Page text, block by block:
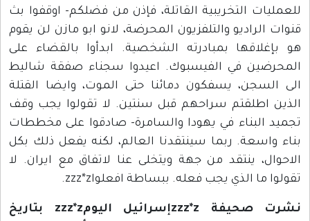
للعمليات التخريبية القاتلة، فإذن من فضلكم- اوقفوا بث
قنوات الراديو والتلفزيون المحرضة، لانو ابو مازن لن يقوم
هو بإغلاقها بمبادرته الشخصية. ابدأوا بالقضاء على
المحرضين في الفيسبوك. اعيدوا سجناء صفقة شاليط
الى السجن، يسفكون دمائنا حتى الموت، وايضا القتلة
الذين اطلقتم سراحهم قبل سنتين. لا تقولوا يجب وقف
تجميد البناء في يهودا والسامرة- صادقوا على مخططات
بناء واسعة. ربما سينتقدنا العالم، لكنه يفعل ذلك بكل
الاحوال، ينتقد من جهة ويتخلى عنا لاتفاق مع ايران. لا
تقولوا ما الذي يجب فعله. ببساطة افعلواzzz*z.
نشرت صحيفة zzz*zإسرائيل اليومzzz*z بتاريخ